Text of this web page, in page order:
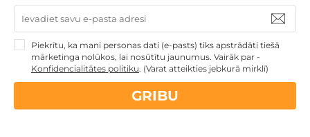
REĢISTRĒTIES
apkalpošanas un administrācijas
Piekrītu, ka mani personas dati (e-pasts) tiks apstrādāti tiešā
mārketinga nolūkos, lai nosūtītu jaunumus. Vairāk par -
Konfidencialitātes politiku. (Varat atteikties jebkurā mirklī)
GRIBU